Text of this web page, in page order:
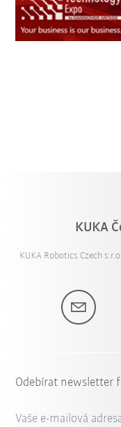
KUKA
KUKA Robotics Czech
Odebírat newsletter
Vaše e-mailová